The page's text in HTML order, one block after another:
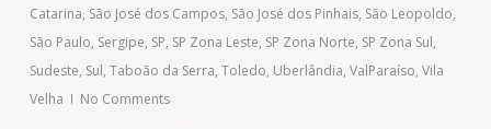
Catarina, São José dos Campos, São José dos Pinhais, São Leopoldo,
São Paulo, Sergipe, SP, SP Zona Leste, SP Zona Norte, SP Zona Sul,
Sudeste, Sul, Taboão da Serra, Toledo, Uberlândia, ValParaíso, Vila
Velha
No Comments